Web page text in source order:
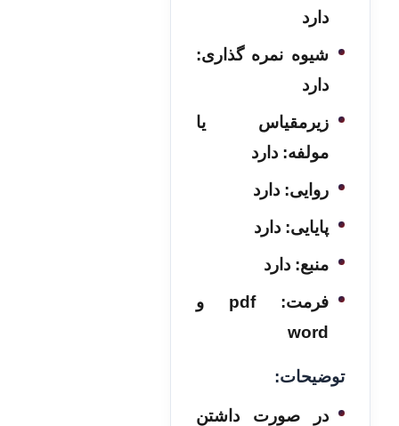
دارد
شیوه نمره گذاری:
دارد
زیرمقیاس یا
مولفه: دارد
روایی: دارد
پایایی: دارد
منبع: دارد
فرمت: pdf و
word
توضیحات:
در صورت داشتن